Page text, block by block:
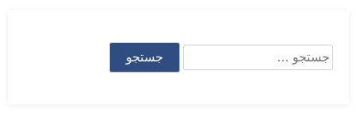
جستجو
برای: